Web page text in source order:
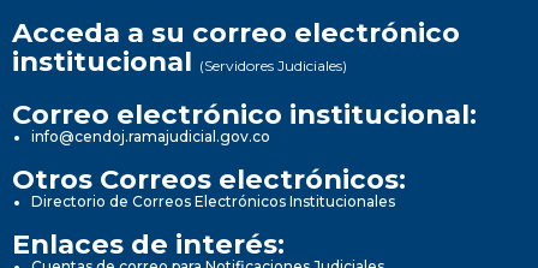
Acceda a su correo electrónico
institucional (Servidores Judiciales)
Correo electrónico institucional:
info@cendoj.ramajudicial.gov.co
Otros Correos electrónicos:
Directorio de Correos Electrónicos Institucionales
Enlaces de interés: